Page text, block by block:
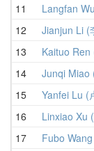
11 Langfan
12 Jianjun Li (
13 Kaituo Ren
14 Junqi Miao
15 Yanfei Lu (
16 Linxiao Xu
17 Fubo